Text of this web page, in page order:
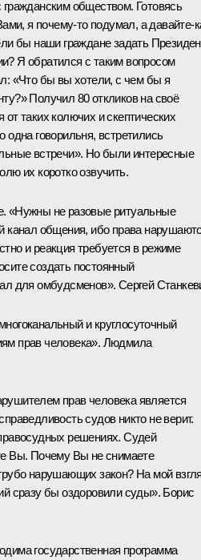
обществом. Готовясь
я почему‑то подумал, а
бы наши граждане задать
Я обратился с таким вопросом
«Что бы вы хотели, с чем бы я
Получил 80 откликов на своё
таких колючих и скептических
одна говорильня, встретились
встречи». Но были интересные
их коротко озвучить.
«Нужны не разовые ритуальные
канал общения, ибо права
и реакция требуется в режиме
создать постоянный
для омбудсменов». Сергей
и круглосуточный
прав человека». Людмила
прав человека является
судов никто не верит.
решениях. Судей
Вы. Почему Вы не снимаете
нарушающих закон? На мой
сразу бы оздоровили суды». Борис
государственная программа